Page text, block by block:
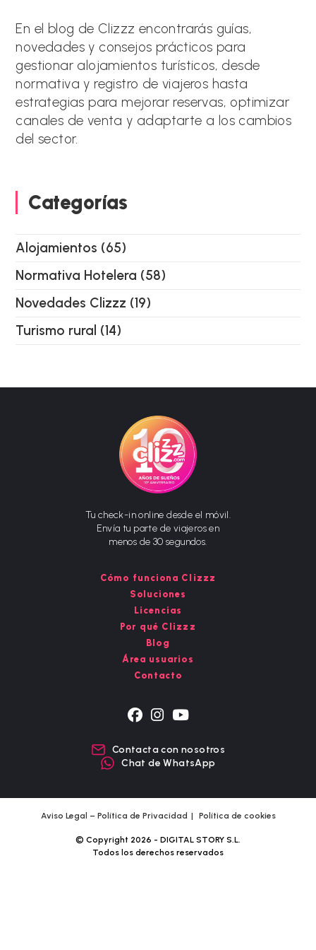
a
i
v
e
:
En el blog de Clizzz encontrarás guías,
novedades y consejos prácticos para
gestionar alojamientos turísticos, desde
normativa y registro de viajeros hasta
estrategias para mejorar reservas, optimizar
canales de venta y adaptarte a los cambios
del sector.
Categorías
Alojamientos (65)
Normativa Hotelera (58)
Novedades Clizzz (19)
Turismo rural (14)
Tu check-in online desde el móvil.
Envía tu parte de viajeros en
menos de 30 segundos.
Cómo funciona Clizzz
Soluciones
Licencias
Por qué Clizzz
Blog
Área usuarios
Contacto
abre
en
pestaña
en
pestaña
en
pestaña
Contacta con nosotros
Chat de WhatsApp
Aviso Legal – Política de Privacidad Política de cookies
© Copyright 2026 - DIGITAL STORY S.L.
Todos los derechos reservados